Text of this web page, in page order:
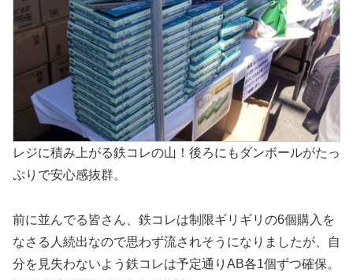
レジに積み上がる鉄コレの山！後ろにもダンボールがたっ
ぷりで安心感抜群。
前に並んでる皆さん、鉄コレは制限ギリギリの6個購入を
なさる人続出なので思わず流されそうになりましたが、自
分を見失わないよう鉄コレは予定通りAB各1個ずつ確保。